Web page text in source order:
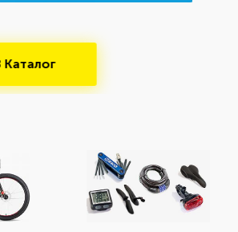
Выбрать